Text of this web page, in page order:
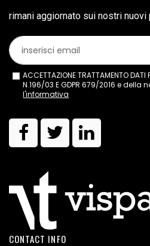
rimani aggiornato sui nostri
ACCETTAZIONE TRATTAMENTO DATI
N.196/03 E GDPR 679/2016 e
l'informativa
CONTACT INFO